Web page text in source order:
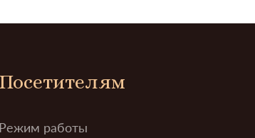
Посетителям
Режим работы